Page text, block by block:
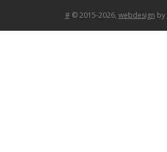
#© 2015-2026, webdesign by